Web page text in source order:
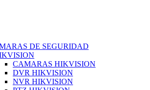
DE SEGURIDAD
CAMARAS HIKVISION
DVR HIKVISION
NVR HIKVISION